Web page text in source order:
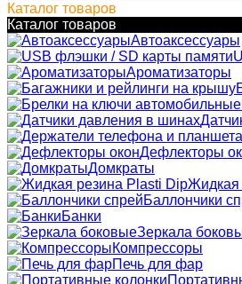
Каталог товаров
Каталог товаров
Автоаксессуары
Ароматизаторы
Дефлекторы
Домкраты
Жидкая
Баллончики
Банки
Зеркала
Компрессоры
Печь для фар